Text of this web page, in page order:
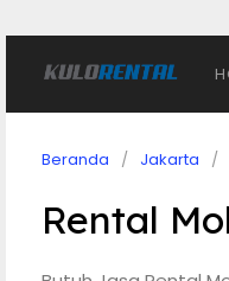
Beranda Jakarta
Rental